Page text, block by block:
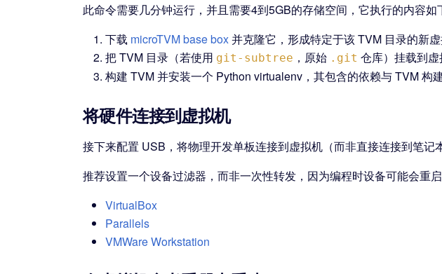
此命令需要几分钟运行，并且需要4到5GB的存储空间，它执行的内容如
下载 microTVM base box并克隆它，形成特定于该 TVM 目录的新虚
把 TVM 目录（若使用 git-subtree ，原始 .git 仓库）挂载到虚
构建 TVM 并安装一个 Python virtualenv，其包含的依赖与 TVM 构建
将硬件连接到虚拟机
接下来配置 USB，将物理开发单板连接到虚拟机（而非直接连接到笔记
推荐设置一个设备过滤器，而非一次性转发，因为编程时设备可能会重
VirtualBox
Parallels
VMWare Workstation